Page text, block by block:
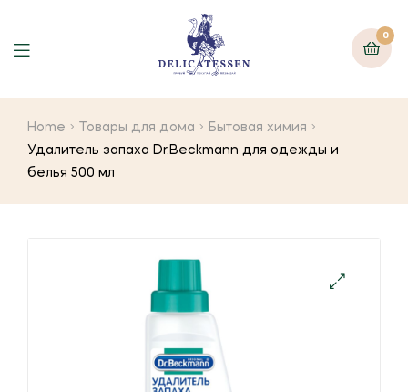
0
Home Товары для дома
Бытовая химия
Удалитель запаха Dr.Beckmann для одежды и
белья 500 мл